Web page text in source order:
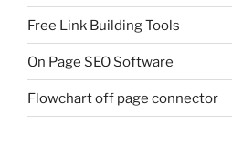
Free Link Building Tools
On Page SEO Software
Flowchart off page connector